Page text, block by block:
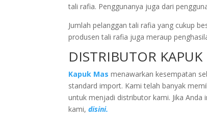
tali rafia. Penggunanya juga dari
Jumlah pelanggan tali rafia yang cukup
produsen tali rafia juga meraup
DISTRIBUTOR KAPUK
Kapuk Mas menawarkan kesempatan
standard import. Kami telah banyak
untuk menjadi distributor kami. Jika
kami,disini.